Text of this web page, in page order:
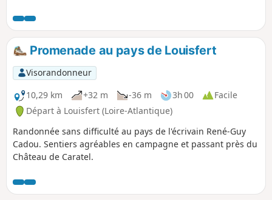
Promenade au pays de Louisfert
Visorandonneur
10,29 km
+32 m -36 m 3h 00
Facile
Départ à Louisfert (Loire-Atlantique)
Randonnée sans difficulté au pays de l'écrivain René-Guy
Cadou. Sentiers agréables en campagne et passant près du
Château de Caratel.